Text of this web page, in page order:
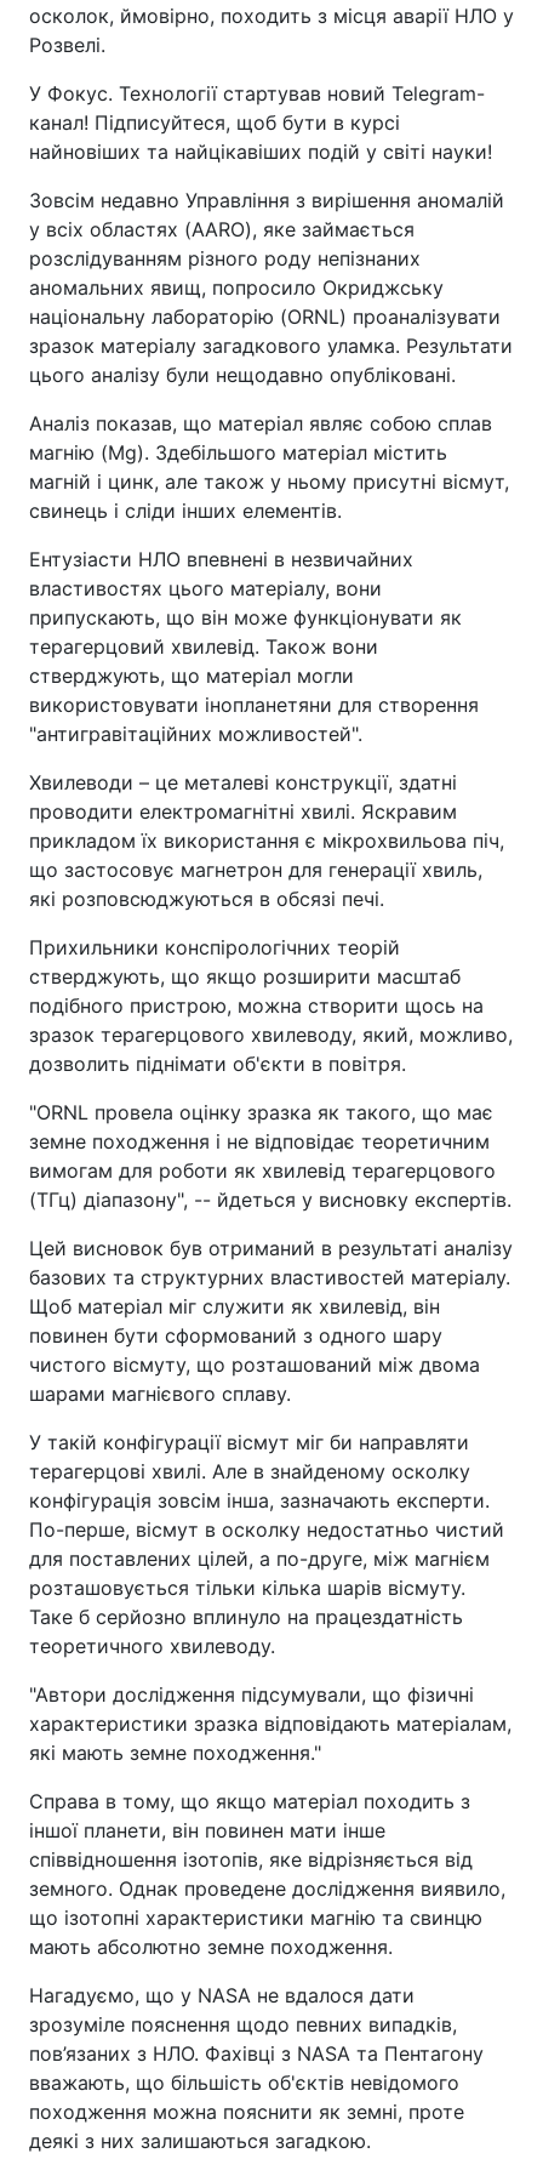
осколок, ймовірно, походить з місця аварії НЛО у
Розвелі.
У Фокус. Технології стартував новий Telegram-
канал! Підписуйтеся, щоб бути в курсі
найновіших та найцікавіших подій у світі науки!
Зовсім недавно Управління з вирішення аномалій
у всіх областях (AARO), яке займається
розслідуванням різного роду непізнаних
аномальних явищ, попросило Окриджську
національну лабораторію (ORNL) проаналізувати
зразок матеріалу загадкового уламка. Результати
цього аналізу були нещодавно опубліковані.
Аналіз показав, що матеріал являє собою сплав
магнію (Mg). Здебільшого матеріал містить
магній і цинк, але також у ньому присутні вісмут,
свинець і сліди інших елементів.
Ентузіасти НЛО впевнені в незвичайних
властивостях цього матеріалу, вони
припускають, що він може функціонувати як
терагерцовий хвилевід. Також вони
стверджують, що матеріал могли
використовувати інопланетяни для створення
"антигравітаційних можливостей".
Хвилеводи – це металеві конструкції, здатні
проводити електромагнітні хвилі. Яскравим
прикладом їх використання є мікрохвильова піч,
що застосовує магнетрон для генерації хвиль,
які розповсюджуються в обсязі печі.
Прихильники конспірологічних теорій
стверджують, що якщо розширити масштаб
подібного пристрою, можна створити щось на
зразок терагерцового хвилеводу, який, можливо,
дозволить піднімати об'єкти в повітря.
"ORNL провела оцінку зразка як такого, що має
земне походження і не відповідає теоретичним
вимогам для роботи як хвилевід терагерцового
(ТГц) діапазону", -- йдеться у висновку експертів.
Цей висновок був отриманий в результаті аналізу
базових та структурних властивостей матеріалу.
Щоб матеріал міг служити як хвилевід, він
повинен бути сформований з одного шару
чистого вісмуту, що розташований між двома
шарами магнієвого сплаву.
У такій конфігурації вісмут міг би направляти
терагерцові хвилі. Але в знайденому осколку
конфігурація зовсім інша, зазначають експерти.
По-перше, вісмут в осколку недостатньо чистий
для поставлених цілей, а по-друге, між магнієм
розташовується тільки кілька шарів вісмуту.
Таке б серйозно вплинуло на працездатність
теоретичного хвилеводу.
"Автори дослідження підсумували, що фізичні
характеристики зразка відповідають матеріалам,
які мають земне походження."
Справа в тому, що якщо матеріал походить з
іншої планети, він повинен мати інше
співвідношення ізотопів, яке відрізняється від
земного. Однак проведене дослідження виявило,
що ізотопні характеристики магнію та свинцю
мають абсолютно земне походження.
Нагадуємо, що у NASA не вдалося дати
зрозуміле пояснення щодо певних випадків,
пов’язаних з НЛО. Фахівці з NASA та Пентагону
вважають, що більшість об'єктів невідомого
походження можна пояснити як земні, проте
деякі з них залишаються загадкою.